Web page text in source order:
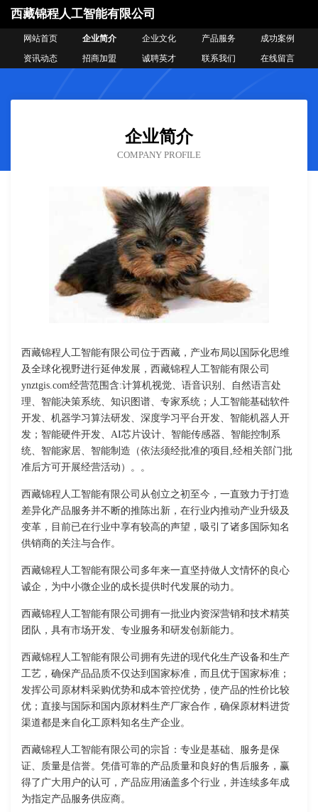
西藏锦程人工智能有限公司
网站首页 企业简介 企业文化 产品服务
成功案例
资讯动态
招商加盟 诚聘英才 联系我们 在线留言
企业简介
COMPANY PROFILE
西藏锦程人工智能有限公司位于西藏，产业布局以国际化思维
及全球化视野进行延伸发展，西藏锦程人工智能有限公司
ynztgis.com经营范围含:计算机视觉、语音识别、自然语言处
理、智能决策系统、知识图谱、专家系统；人工智能基础软件
开发、机器学习算法研发、深度学习平台开发、智能机器人开
发；智能硬件开发、AI芯片设计、智能传感器、智能控制系
统、智能家居、智能制造（依法须经批准的项目,经相关部门批
准后方可开展经营活动）。。
西藏锦程人工智能有限公司从创立之初至今，一直致力于打造
差异化产品服务并不断的推陈出新，在行业内推动产业升级及
变革，目前已在行业中享有较高的声望，吸引了诸多国际知名
供销商的关注与合作。
西藏锦程人工智能有限公司多年来一直坚持做人文情怀的良心
诚企，为中小微企业的成长提供时代发展的动力。
西藏锦程人工智能有限公司拥有一批业内资深营销和技术精英
团队，具有市场开发、专业服务和研发创新能力。
西藏锦程人工智能有限公司拥有先进的现代化生产设备和生产
工艺，确保产品品质不仅达到国家标准，而且优于国家标准；
发挥公司原材料采购优势和成本管控优势，使产品的性价比较
优；直接与国际和国内原材料生产厂家合作，确保原材料进货
渠道都是来自化工原料知名生产企业。
西藏锦程人工智能有限公司的宗旨：专业是基础、服务是保
证、质量是信誉。凭借可靠的产品质量和良好的售后服务，赢
得了广大用户的认可，产品应用涵盖多个行业，并连续多年成
为指定产品服务供应商。